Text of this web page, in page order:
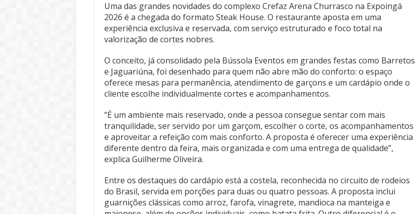
Uma das grandes novidades do complexo Crefaz Arena Churrasco na Expoingá
2026 é a chegada do formato Steak House. O restaurante aposta em uma
experiência exclusiva e reservada, com serviço estruturado e foco total na
valorização de cortes nobres.
O conceito, já consolidado pela Bússola Eventos em grandes festas como Barretos
e Jaguariúna, foi desenhado para quem não abre mão do conforto: o espaço
oferece mesas para permanência, atendimento de garçons e um cardápio onde o
cliente escolhe individualmente cortes e acompanhamentos.
“É um ambiente mais reservado, onde a pessoa consegue sentar com mais
tranquilidade, ser servido por um garçom, escolher o corte, os acompanhamentos
e aproveitar a refeição com mais conforto. A proposta é oferecer uma experiência
diferente dentro da feira, mais organizada e com uma entrega de qualidade”,
explica Guilherme Oliveira.
Entre os destaques do cardápio está a costela, reconhecida no circuito de rodeios
do Brasil, servida em porções para duas ou quatro pessoas. A proposta inclui
guarnições clássicas como arroz, farofa, vinagrete, mandioca na manteiga e